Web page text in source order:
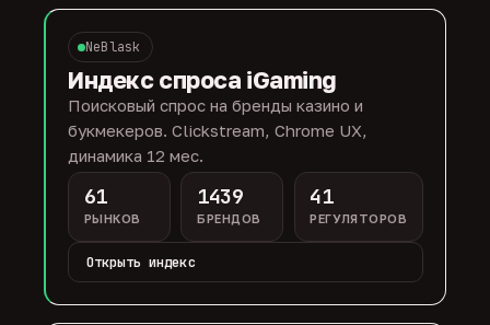
NeBlask
Индекс спроса iGaming
Поисковый спрос на бренды казино и
букмекеров. Clickstream, Chrome UX,
динамика 12 мес.
61
РЫНКОВ
1439
БРЕНДОВ
41
РЕГУЛЯТОРОВ
Открыть индекс